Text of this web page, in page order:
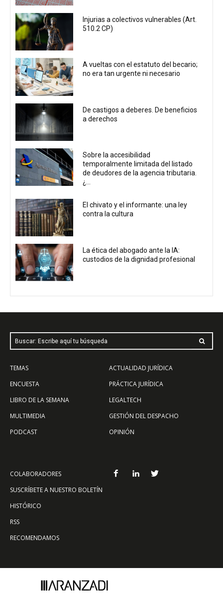
Injurias a colectivos vulnerables (Art.
510.2 CP)
A vueltas con el estatuto del becario;
no era tan urgente ni necesario
De castigos a deberes. De beneficios
a derechos
Sobre la accesibilidad
temporalmente limitada del listado
de deudores de la agencia tributaria.
¿...
El chivato y el informante: una ley
contra la cultura
La ética del abogado ante la IA:
custodios de la dignidad profesional
Buscar: Escribe aquí tu búsqueda
TEMAS
ENCUESTA
LIBRO DE LA SEMANA
MULTIMEDIA
PODCAST
ACTUALIDAD JURÍDICA
PRÁCTICA JURÍDICA
LEGALTECH
GESTIÓN DEL DESPACHO
OPINIÓN
COLABORADORES
SUSCRÍBETE A NUESTRO BOLETÍN
HISTÓRICO
RSS
RECOMENDAMOS